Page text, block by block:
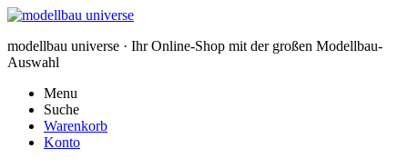
modellbau universe · Ihr Online-Shop mit der großen Modellbau-
Auswahl
Menu
Suche
Warenkorb
Konto